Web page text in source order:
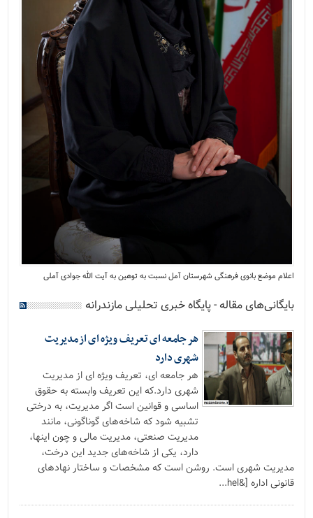
اعلام موضع بانوی فرهنگی شهرستان آمل نسبت به توهین به آیت الله جوادی آملی
بایگانی‌های مقاله - پایگاه خبری تحلیلی مازندرانه
هر جامعه ای تعریف ویژه ای از مدیریت
شهری دارد
هر جامعه ای، تعریف ویژه ای از مدیریت
شهری دارد.که این تعریف وابسته به حقوق
اساسی و قوانین است اگر مدیریت، به درختی
تشبیه شود که شاخه‌های گوناگونی، مانند
مدیریت صنعتی، مدیریت مالی و چون اینها،
دارد، یکی از شاخه‌های جدید این درخت،
مدیریت شهری است. روشن است که مشخصات و ساختار نهادهای
قانونی اداره [&hel...